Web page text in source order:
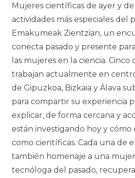
Mujeres científicas de ayer y
actividades más especiales del
Emakumeak Zientzian, un
conecta pasado y presente
las mujeres en la ciencia.
trabajan actualmente en
de Gipuzkoa, Bizkaia y Álava
para compartir su experiencia
explicar, de forma cercana y
están investigando hoy y cómo
como científicas. Cada una de
también homenaje a una
tecnóloga del pasado,